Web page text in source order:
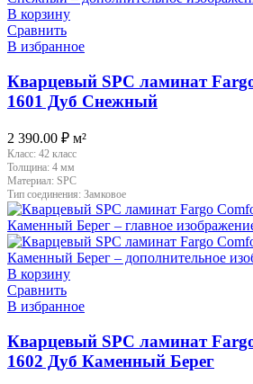
В корзину
Сравнить
В избранное
Кварцевый SPC ламинат
1601 Дуб Снежный
2 390.00 ₽ м²
Класс: 42 класс
Толщина: 4 мм
Материал: SPC
Тип соединения: Замковое
В корзину
Сравнить
В избранное
Кварцевый SPC ламинат
1602 Дуб Каменный Берег